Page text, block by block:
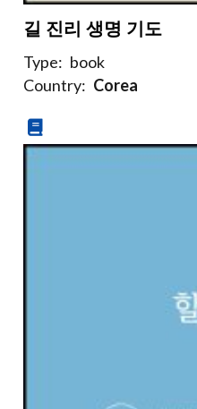
길 진리 생명 기도
Type: book
Country: Corea